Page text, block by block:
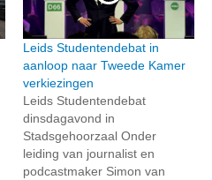
Leids Studentendebat in
aanloop naar Tweede Kamer
verkiezingen
Leids Studentendebat
dinsdagavond in
Stadsgehoorzaal Onder
leiding van journalist en
podcastmaker Simon van